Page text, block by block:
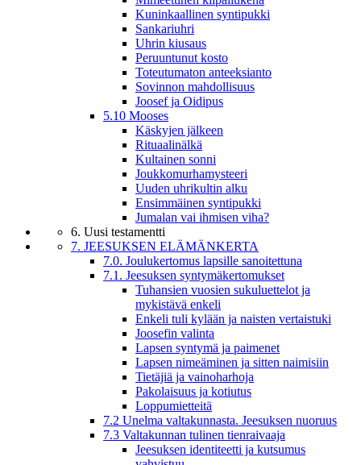
Kuninkaallinen syntipukki
Sankariuhri
Uhrin kiusaus
Peruuntunut kosto
Toteutumaton anteeksianto
Sovinnon mahdollisuus
Joosef ja Oidipus
5.10 Mooses
Käskyjen jälkeen
Rituaalinälkä
Kultainen sonni
Joukkomurhamysteeri
Uuden uhrikultin alku
Ensimmäinen syntipukki
Jumalan vai ihmisen viha?
6. Uusi testamentti
7. JEESUKSEN ELÄMÄNKERTA
7.0. Joulukertomus lapsille sanoitettuna
7.1. Jeesuksen syntymäkertomukset
Tuhansien vuosien sukuluettelot ja
mykistävä enkeli
Enkeli tuli kylään ja naisten vertaistuki
Joosefin valinta
Lapsen syntymä ja paimenet
Lapsen nimeäminen ja sitten naimisiin
Tietäjiä ja vainoharhoja
Pakolaisuus ja kotiutus
Loppumietteitä
7.2 Unelma valtakunnasta. Jeesuksen nuoruus
7.3 Valtakunnan tulinen tienraivaaja
Jeesuksen identiteetti ja kutsumus